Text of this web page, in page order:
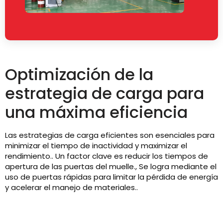
Optimización de la
estrategia de carga para
una máxima eficiencia
Las estrategias de carga eficientes son esenciales para
minimizar el tiempo de inactividad y maximizar el
rendimiento.. Un factor clave es reducir los tiempos de
apertura de las puertas del muelle., Se logra mediante el
uso de puertas rápidas para limitar la pérdida de energía
y acelerar el manejo de materiales..